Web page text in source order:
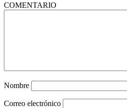
COMENTARIO
Nombre
Correo electrónico